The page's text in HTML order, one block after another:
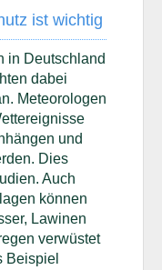
ist wichtig
in Deutschland
dabei
Meteorologen
und
Dies
Auch
können
Lawinen
verwüstet
Beispiel